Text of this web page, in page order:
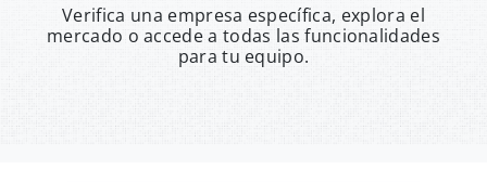
Verifica una empresa específica, explora el
mercado o accede a todas las funcionalidades
para tu equipo.